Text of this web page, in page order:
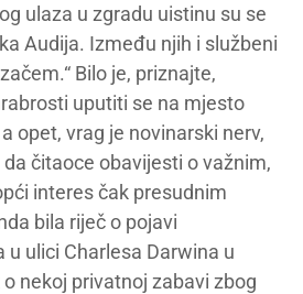
ulaza u zgradu uistinu su se
Audija. Između njih i službeni
Bilo je, priznajte,
uputiti se na mjesto
opet, vrag je novinarski nerv,
čitaoce obavijesti o važnim,
interes čak presudnim
bila riječ o pojavi
ulici Charlesa Darwina u
nekoj privatnoj zabavi zbog